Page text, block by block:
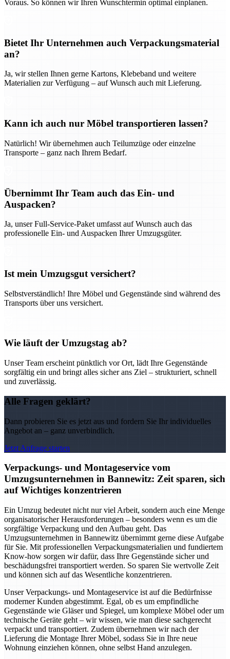
Voraus. So können wir Ihren Wunschtermin optimal einplanen.
Bietet Ihr Unternehmen auch Verpackungsmaterial
an?
Ja, wir stellen Ihnen gerne Kartons, Klebeband und weitere
Materialien zur Verfügung – auf Wunsch auch mit Lieferung.
Kann ich auch nur Möbel transportieren lassen?
Natürlich! Wir übernehmen auch Teilumzüge oder einzelne
Transporte – ganz nach Ihrem Bedarf.
Übernimmt Ihr Team auch das Ein- und
Auspacken?
Ja, unser Full-Service-Paket umfasst auf Wunsch auch das
professionelle Ein- und Auspacken Ihrer Umzugsgüter.
Ist mein Umzugsgut versichert?
Selbstverständlich! Ihre Möbel und Gegenstände sind während des
Transports über uns versichert.
Wie läuft der Umzugstag ab?
Unser Team erscheint pünktlich vor Ort, lädt Ihre Gegenstände
sorgfältig ein und bringt alles sicher ans Ziel – strukturiert, schnell
und zuverlässig.
Alle Fragen geklärt?
Dann probieren Sie es jetzt aus und fordern Sie Ihr individuelles
Angebot an – ganz unverbindlich.
Jetzt Anfrage starten
Verpackungs- und Montageservice vom
Umzugsunternehmen in Bannewitz: Zeit sparen, sich
auf Wichtiges konzentrieren
Ein Umzug bedeutet nicht nur viel Arbeit, sondern auch eine Menge
organisatorischer Herausforderungen – besonders wenn es um die
sorgfältige Verpackung und den Aufbau geht. Das
Umzugsunternehmen in Bannewitz übernimmt gerne diese Aufgabe
für Sie. Mit professionellen Verpackungsmaterialien und fundiertem
Know-how sorgen wir dafür, dass Ihre Gegenstände sicher und
beschädungsfrei transportiert werden. So sparen Sie wertvolle Zeit
und können sich auf das Wesentliche konzentrieren.
Unser Verpackungs- und Montageservice ist auf die Bedürfnisse
moderner Kunden abgestimmt. Egal, ob es um empfindliche
Gegenstände wie Gläser und Spiegel, um komplexe Möbel oder um
technische Geräte geht – wir wissen, wie man diese sachgerecht
verpackt und transportiert. Zudem übernehmen wir nach der
Lieferung die Montage Ihrer Möbel, sodass Sie in Ihre neue
Wohnung einziehen können, ohne selbst Hand anzulegen.